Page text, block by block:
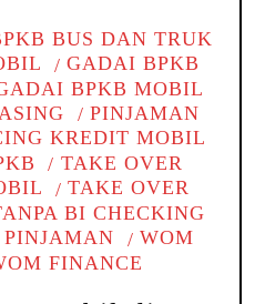
BUS DAN TRUK
GADAI BPKB
BPKB MOBIL
PINJAMAN
KREDIT MOBIL
TAKE OVER
TAKE OVER
BI CHECKING
PINJAMAN
WOM
FINANCE